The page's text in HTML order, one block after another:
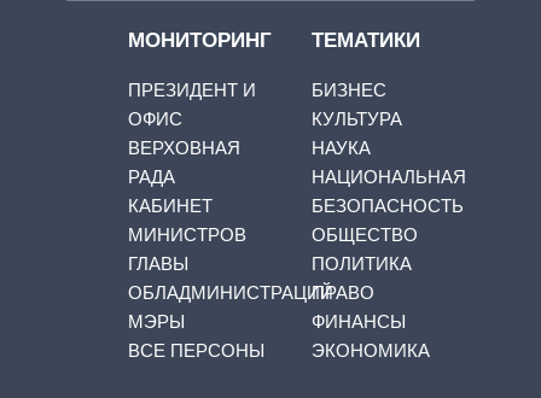
МОНИТОРИНГ
ПРЕЗИДЕНТ И
ОФИС
ВЕРХОВНАЯ
РАДА
КАБИНЕТ
МИНИСТРОВ
ГЛАВЫ
ОБЛАДМИНИСТРАЦИЙ
МЭРЫ
ВСЕ ПЕРСОНЫ
ТЕМАТИКИ
БИЗНЕС
КУЛЬТУРА
НАУКА
НАЦИОНАЛЬНАЯ
БЕЗОПАСНОСТЬ
ОБЩЕСТВО
ПОЛИТИКА
ПРАВО
ФИНАНСЫ
ЭКОНОМИКА